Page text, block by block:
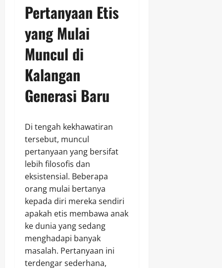
Pertanyaan Etis
yang Mulai
Muncul di
Kalangan
Generasi Baru
Di tengah kekhawatiran
tersebut, muncul
pertanyaan yang bersifat
lebih filosofis dan
eksistensial. Beberapa
orang mulai bertanya
kepada diri mereka sendiri
apakah etis membawa anak
ke dunia yang sedang
menghadapi banyak
masalah. Pertanyaan ini
terdengar sederhana,